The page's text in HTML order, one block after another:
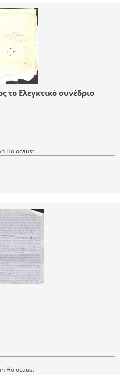
το Ελεγκτικό συνέδριο
Holocaust
Holocaust